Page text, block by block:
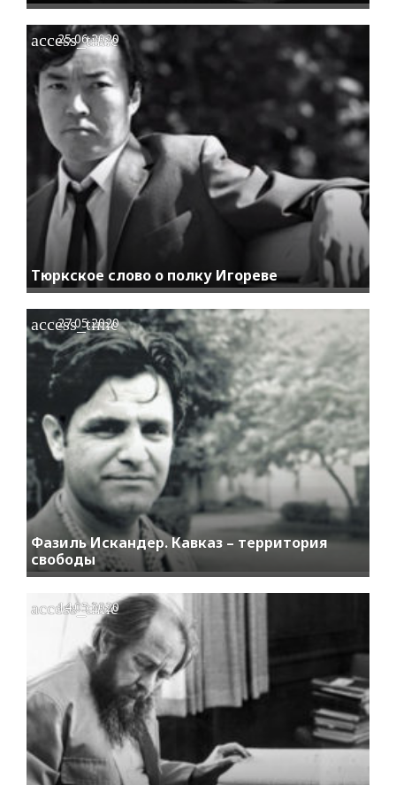
Тюркское слово о полку Игореве
access_time
25.06.2020
Фазиль Искандер. Кавказ – территория
свободы
access_time
27.05.2020
access_time
14.05.2020